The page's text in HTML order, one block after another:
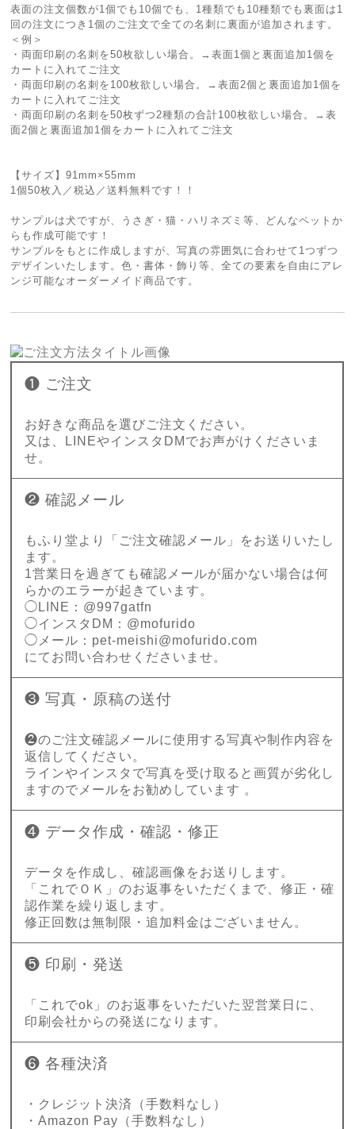
表面の注文個数が1個でも10個でも、1種類でも10種類でも裏面は1
回の注文につき1個のご注文で全ての名刺に裏面が追加されます。
＜例＞
・両面印刷の名刺を50枚欲しい場合。→表面1個と裏面追加1個を
カートに入れてご注文
・両面印刷の名刺を100枚欲しい場合。→表面2個と裏面追加1個を
カートに入れてご注文
・両面印刷の名刺を50枚ずつ2種類の合計100枚欲しい場合。→表
面2個と裏面追加1個をカートに入れてご注文
【サイズ】91mm×55mm
1個50枚入／税込／送料無料です！！
サンプルは犬ですが、うさぎ・猫・ハリネズミ等、どんなペットか
らも作成可能です！
サンプルをもとに作成しますが、写真の雰囲気に合わせて1つずつ
デザインいたします。色・書体・飾り等、全ての要素を自由にアレ
ンジ可能なオーダーメイド商品です。
❶ ご注文
お好きな商品を選びご注文ください。
又は、LINEやインスタDMでお声がけくださいま
せ。
❷ 確認メール
もふり堂より「ご注文確認メール」をお送りいたし
ます。
1営業日を過ぎても確認メールが届かない場合は何
らかのエラーが起きています。
◯LINE：@997gatfn
◯インスタDM：@mofurido
◯メール： pet-meishi@mofurido.com
にてお問い合わせくださいませ。
❸ 写真・原稿の送付
❷のご注文確認メールに使用する写真や制作内容を
返信してください。
ラインやインスタで写真を受け取ると画質が劣化し
ますのでメールをお勧めしています 。
❹ データ作成・確認・修正
データを作成し、確認画像をお送りします。
「これでＯＫ」のお返事をいただくまで、修正・確
認作業を繰り返します。
修正回数は無制限・追加料金はございません。
❺ 印刷・発送
「これでok」のお返事をいただいた翌営業日に、
印刷会社からの発送になります。
❻ 各種決済
・クレジット決済（手数料なし）
・Amazon Pay（手数料なし）